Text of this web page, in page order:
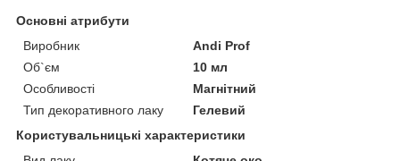
Основні атрибути
Виробник
Andi Prof
Об`єм
10 мл
Особливості
Магнітний
Тип декоративного лаку
Гелевий
Користувальницькі характеристики